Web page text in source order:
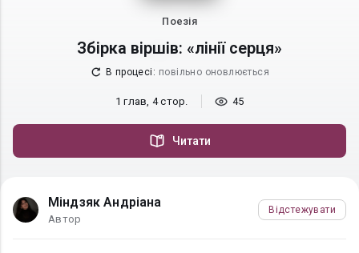
Поезія
Збірка віршів: «лінії серця»
В процесі : повільно оновлюється
1 глав, 4 стор. 45
Читати
Міндзяк Андріана
Автор
Відстежувати